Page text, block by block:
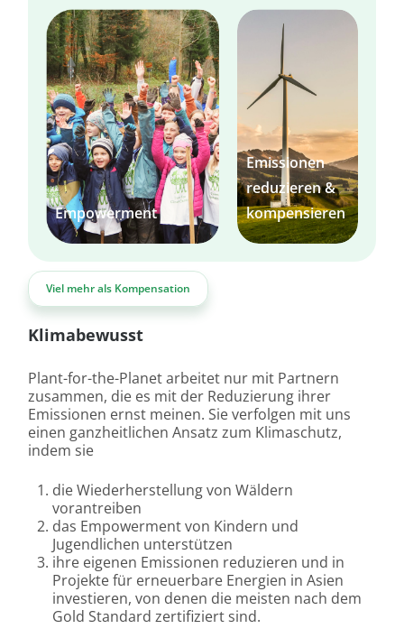
Viel mehr als Kompensation
Klimabewusst
Plant-for-the-Planet arbeitet nur mit Partnern
zusammen, die es mit der Reduzierung ihrer
Emissionen ernst meinen. Sie verfolgen mit uns
einen ganzheitlichen Ansatz zum Klimaschutz,
indem sie
die Wiederherstellung von Wäldern
vorantreiben
das Empowerment von Kindern und
Jugendlichen unterstützen
ihre eigenen Emissionen reduzieren und in
Projekte für erneuerbare Energien in Asien
investieren, von denen die meisten nach dem
Gold Standard zertifiziert sind.
Empowerment
Emissionen
reduzieren &
kompensieren